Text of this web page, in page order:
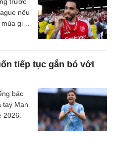
nếu
giải
tiếp tục gắn bó với
bác
tay Man